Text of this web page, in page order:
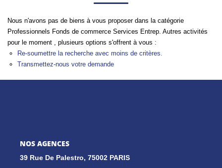
LOCATIONS
Notre Service Location
Nos Offres En Location Du Moment
Créer une alerte
Nous n'avons pas de biens à vous proposer dans la catégorie
Professionnels Fonds de commerce Services Entrep. Autres activités
pour le moment , plusieurs options s'offrent à vous :
Re-soumettre la recherche avec moins de critères.
Transmettez-nous votre demande
NOS AGENCES
39 Rue De Palestro, 75002 PARIS